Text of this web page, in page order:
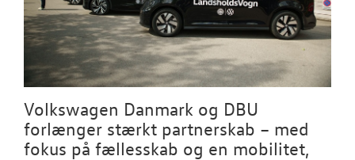
Volkswagen Danmark og DBU
forlænger stærkt partnerskab – med
fokus på fællesskab og en mobilitet,